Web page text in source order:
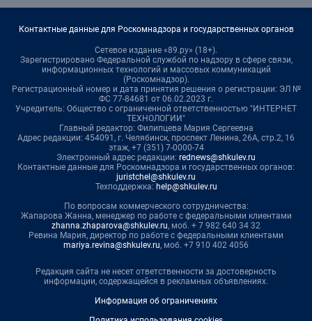
Контактные данные для Роскомнадзора и государственных органов
Сетевое издание «89.ру» (18+).
Зарегистрировано Федеральной службой по надзору в сфере связи,
информационных технологий и массовых коммуникаций
(Роскомнадзор).
Регистрационный номер и дата принятия решения о регистрации: ЭЛ №
ФС 77-84681 от 06.02.2023 г.
Учредитель: Общество с ограниченной ответственностью "ИНТЕРНЕТ
ТЕХНОЛОГИИ"
Главный редактор: Филипцева Мария Сергеевна
Адрес редакции: 454091, г. Челябинск, проспект Ленина, 26А, стр.2, 16
этаж, +7 (351) 7-0000-74
Электронный адрес редакции: rednews@shkulev.ru
Контактные данные для Роскомнадзора и государственных органов:
juristchel@shkulev.ru
Техподдержка: help@shkulev.ru
По вопросам коммерческого сотрудничества:
Жапарова Жанна, менеджер по работе с федеральными клиентами
zhanna.zhaparova@shkulev.ru, моб. + 7 982 640 34 32
Ревина Мария, директор по работе с федеральными клиентами
mariya.revina@shkulev.ru, моб. +7 910 402 4056
Редакция сайта не несет ответственности за достоверность
информации, содержащейся в рекламных объявлениях.
Информация об ограничениях